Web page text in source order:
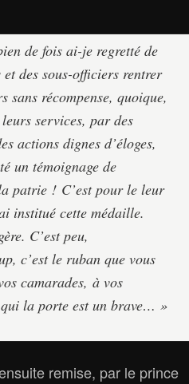
de fois ai-je regretté de
des sous-officiers rentrer
sans récompense, quoique,
services, par des
actions dignes d’éloges,
un témoignage de
patrie ! C’est pour le leur
institué cette médaille.
C’est peu,
c’est le ruban que vous
camarades, à vos
la porte est un brave… »
remise, par le prince